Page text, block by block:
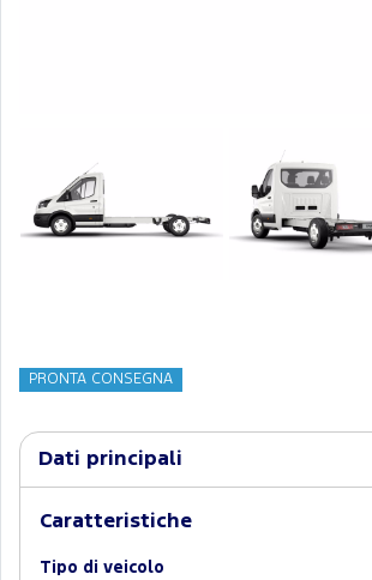
PRONTA CONSEGNA
Dati principali
Caratteristiche
Tipo di veicolo